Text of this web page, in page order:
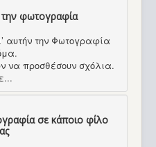
την φωτογραφία
αυτήν την Φωτογραφία
να προσθέσουν σχόλια.
σε κάποιο φίλο